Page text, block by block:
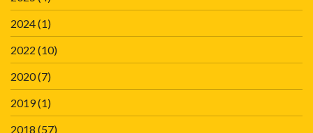
2024(1)
2022 (10)
2020(7)
2019(1)
2018 (57)